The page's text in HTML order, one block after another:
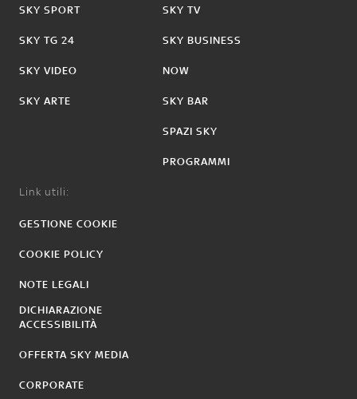
SKY SPORT
SKY TG 24
SKY VIDEO
SKY ARTE
SKY TV
SKY BUSINESS
NOW
SKY BAR
SPAZI SKY
PROGRAMMI
Link utili:
GESTIONE COOKIE
COOKIE POLICY
NOTE LEGALI
DICHIARAZIONE
ACCESSIBILITÀ
OFFERTA SKY MEDIA
CORPORATE